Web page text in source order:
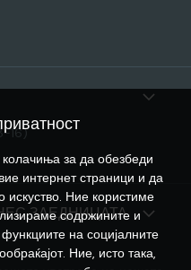
16)
ЗАЕДНИЦАТА
за да обезбеди
интернет страници и да
искуство. Ние користиме
содржините и
на социјалните
Ние, исто така,